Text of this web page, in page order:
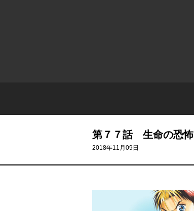
第７７話 生命の恐怖
2018年11月09日